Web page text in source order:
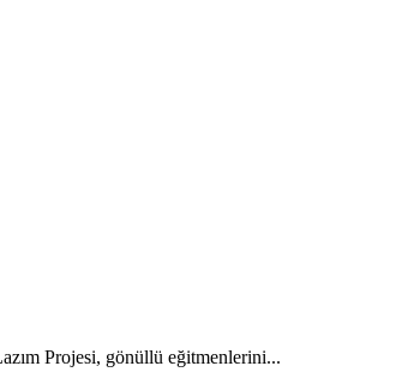
Projesi, gönüllü eğitmenlerini...